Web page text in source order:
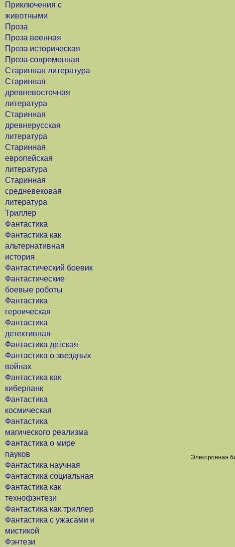
Приключения с
животными
Проза
Проза военная
Проза историческая
Проза современная
Старинная литература
Старинная
древневосточная
литература
Старинная
древнерусская
литература
Старинная
европейская
литература
Старинная
средневековая
литература
Триллер
Фантастика
Фантастика как
альтернативная
история
Фантастический боевик
Фантастические
боевые роботы
Фантастика
героическая
Фантастика
детективная
Фантастика детская
Фантастика о звездных
войнах
Фантастика как
киберпанк
Фантастика
космическая
Фантастика
магического реализма
Фантастика о мире
пауков
Фантастика научная
Фантастика социальная
Фантастика как
технофэнтези
Фантастика как триллер
Фантастика с ужасами и
мистикой
Фэнтези
Электронная